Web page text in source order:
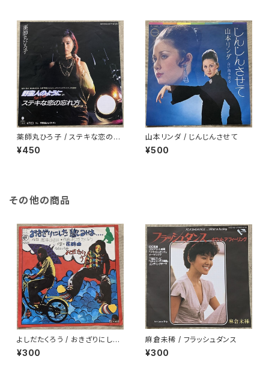
薬師丸ひろ子 / ステキな恋の忘
れ方
¥450
山本リンダ / じんじんさせて
¥500
その他の商品
よしだたくろう / おきざりにした
悲しみは
¥300
麻倉未稀 / フラッシュダンス
¥300